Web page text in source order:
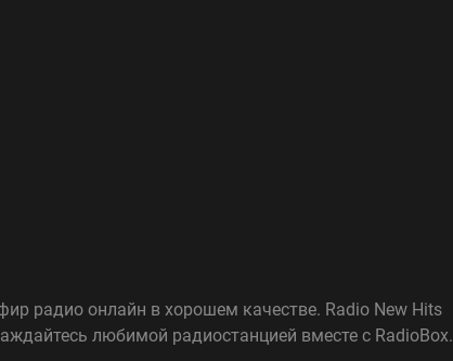
радио онлайн в хорошем качестве. Radio New Hits
любимой радиостанцией вместе с RadioBox.